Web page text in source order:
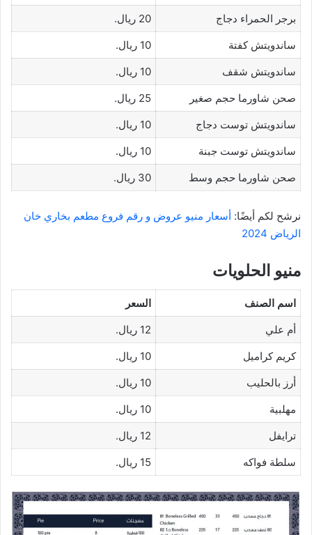
برجر الحمراء دجاج
20 ريال.
ساندويتش كفتة
10 ريال.
ساندويتش شقف
10 ريال.
صحن شاورما حجم صغير
25 ريال.
ساندويتش توست دجاج
10 ريال.
ساندويتش توست جبنة
10 ريال.
صحن شاورما حجم وسط
30 ريال.
نرشح لكم أيضًا: أسعار منيو عروض و رقم فروع مطعم بخاري خان
الرياض 2024
منيو الحلويات
اسم الصنف
السعر
أم علي
12 ريال.
كريم كراميل
10 ريال.
أرز بالحليب
10 ريال.
مهلبية
10 ريال.
ترايفل
12 ريال.
سلطة فواكه
15 ريال.